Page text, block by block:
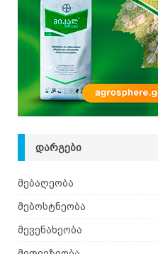
ᲓᲐᲠᲒᲔᲑᲘ
მებაღეობა
მებოსტნეობა
მევენახეობა